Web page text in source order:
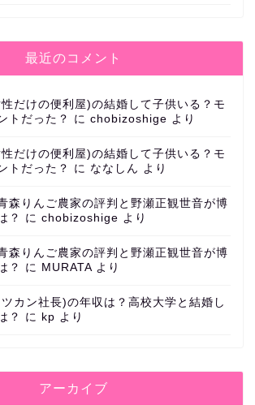
最近のコメント
だけの便利屋)の結婚して子供いる？モ
トだった？
に chobizoshige より
だけの便利屋)の結婚して子供いる？モ
トだった？
に ななしん より
森りんご農家の評判と野瀬正観世音が博
？
に chobizoshige より
森りんご農家の評判と野瀬正観世音が博
？
に MURATA より
カン社長)の年収は？高校大学と結婚し
？
に kp より
アーカイブ